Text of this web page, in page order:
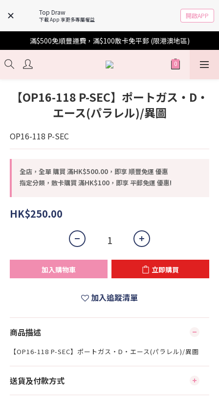
Top Draw
下載 App 享更多專屬權益 開啟APP
滿$500免順豐運費，滿$100散卡免平郵 (限港澳地區)
【OP16-118 P-SEC】ポートガス・D・
エース(パラレル)/異圖
OP16-118 P-SEC
全店，全單 購買 滿HK$500.00，即享 順豐免運 優惠
指定分類，散卡購買 滿HK$100，即享 平郵免運 優惠!
HK$250.00
加入購物車 立即購買
加入追蹤清單
商品描述
【OP16-118 P-SEC】ポートガス・D・エース(パラレル)/異圖
送貨及付款方式